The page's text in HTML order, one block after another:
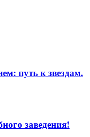
путь к звездам.
заведения!